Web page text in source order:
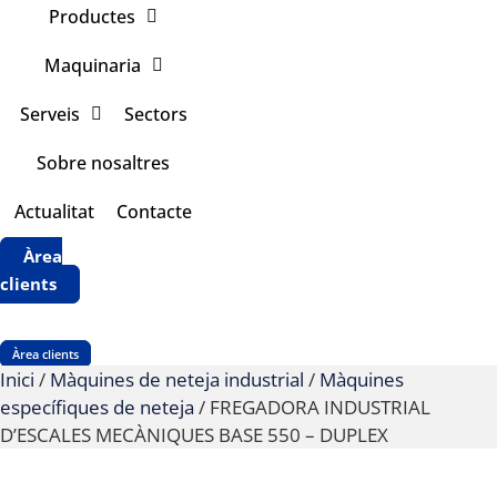
Productes
Maquinaria
Serveis
Sectors
Sobre nosaltres
Actualitat
Contacte
Àrea
clients
Àrea clients
Inici / Màquines de neteja industrial / Màquines
específiques de neteja / FREGADORA INDUSTRIAL
D’ESCALES MECÀNIQUES BASE 550 – DUPLEX